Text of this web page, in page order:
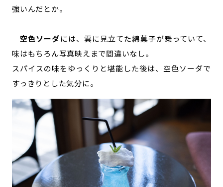
強いんだとか。
空色ソーダには、雲に見立てた綿菓子が乗っていて、
味はもちろん写真映えまで間違いなし。
スパイスの味をゆっくりと堪能した後は、空色ソーダで
すっきりとした気分に。